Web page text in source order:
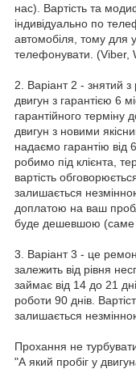
нас). Вартість та
індивідуально по
автомобіля, тому для
телефонувати. (Viber,
2. Варіант 2 - знятий з
двигун з гарантією 6
гарантійного терміну
двигун з новими
надаємо гарантію від
робимо під клієнта,
вартість
залишається
доплатою на ваш
буде дешевшою (саме
3. Варіант 3 - це
залежить від рівня
займає від 14 до 21
роботи 90 днів.
залишається
Прохання не
"А який пробіг у